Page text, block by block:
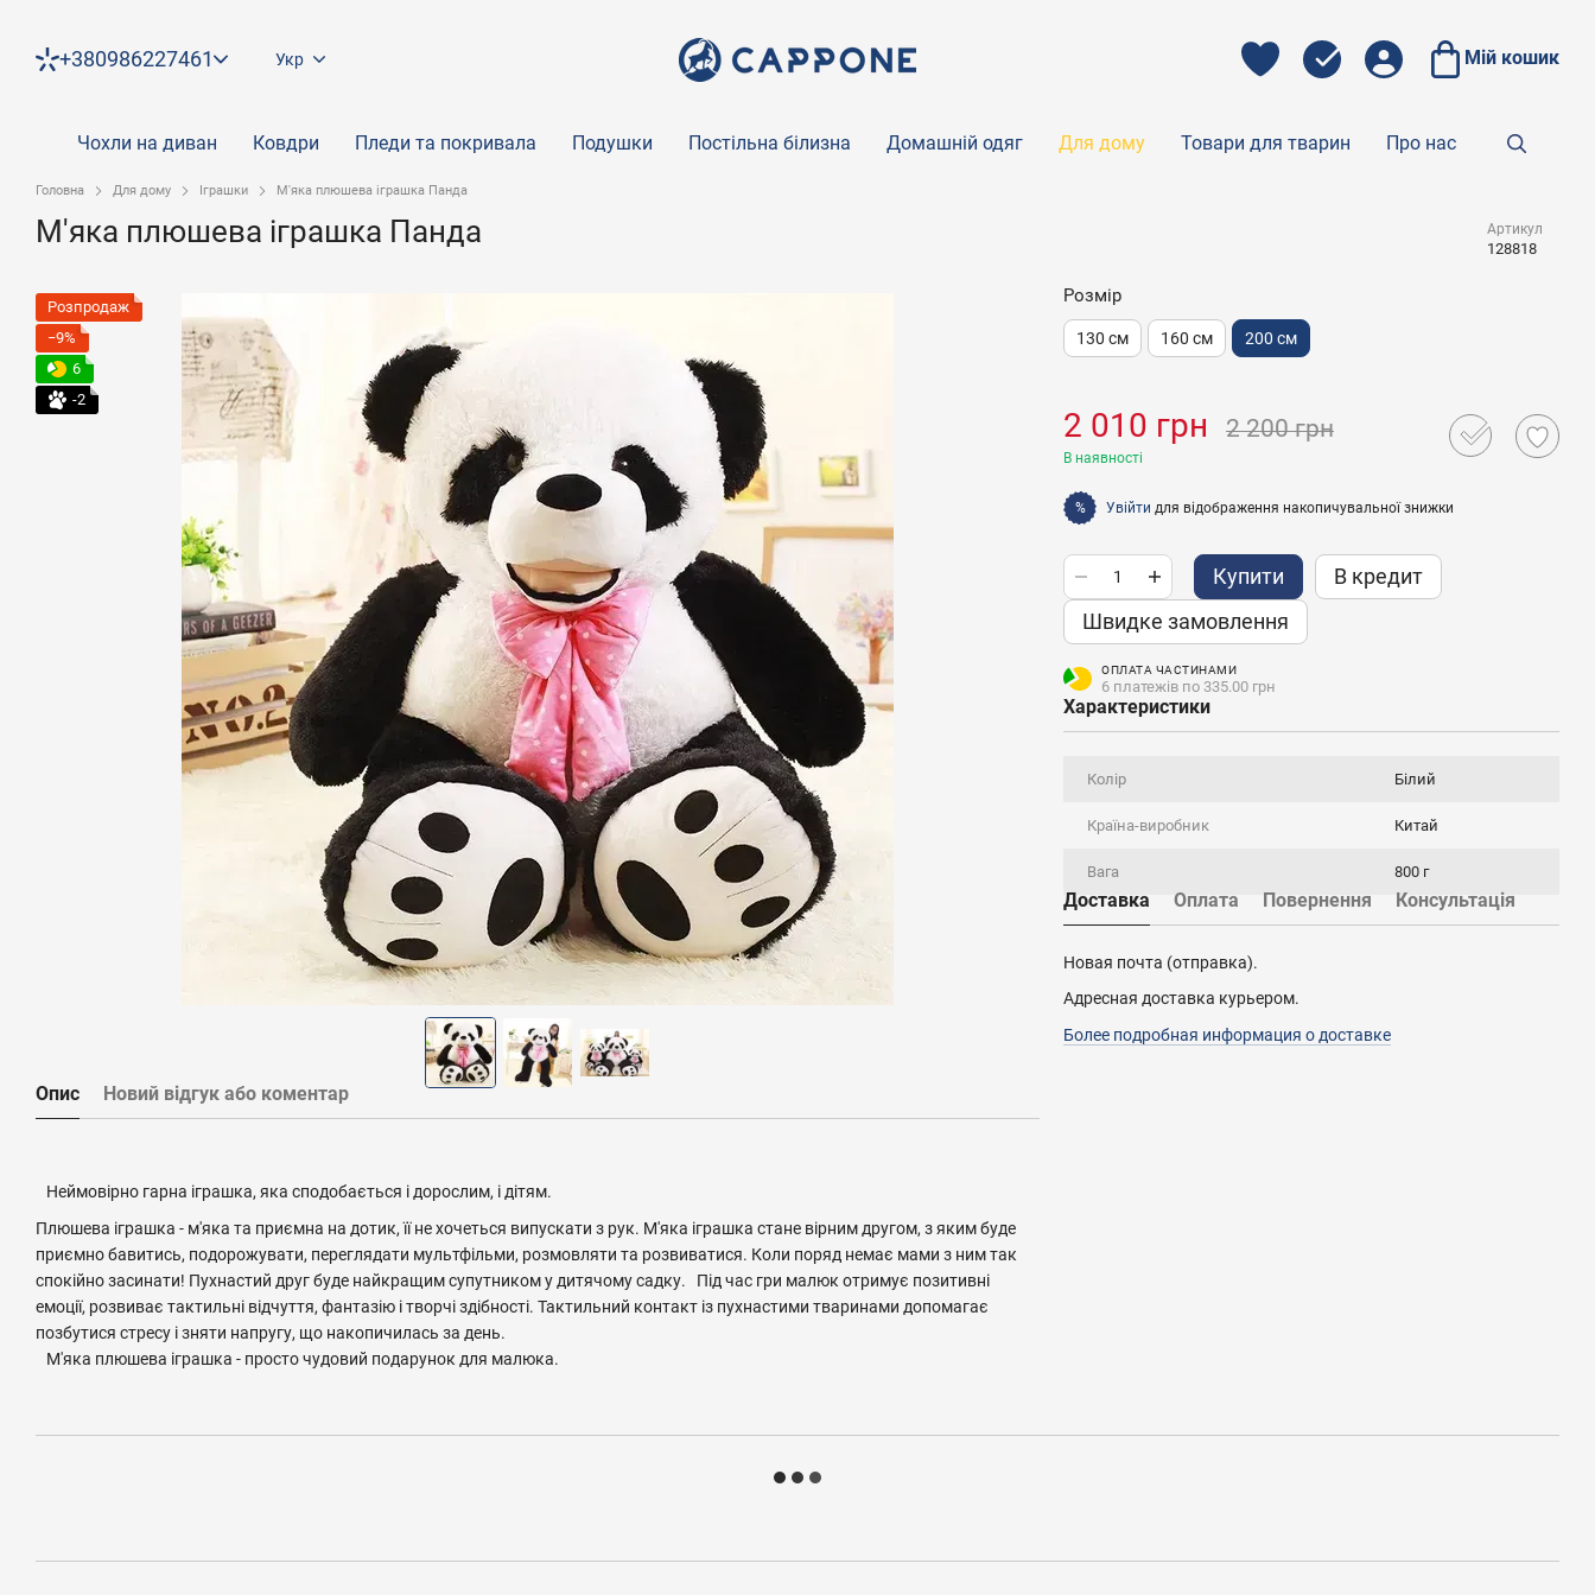
+380986227461 Укр Мій кошик
Чохли на диван Ковдри Пледи та покривала Подушки Постільна білизна Домашній одяг Для дому Товари для тварин Про нас
Головна Для дому Іграшки М'яка плюшева іграшка Панда
М'яка плюшева іграшка Панда Артикул
128818
Розпродаж
−9%
6
-2
Опис Новий відгук або коментар
Неймовірно гарна іграшка, яка сподобається і дорослим, і дітям.
Плюшева іграшка - м'яка та приємна на дотик, її не хочеться випускати з рук. М'яка іграшка стане вірним другом, з яким буде
приємно бавитись, подорожувати, переглядати мультфільми, розмовляти та розвиватися. Коли поряд немає мами з ним так
спокійно засинати! Пухнастий друг буде найкращим супутником у дитячому садку. Під час гри малюк отримує позитивні
емоції, розвиває тактильні відчуття, фантазію і творчі здібності. Тактильний контакт із пухнастими тваринами допомагає
позбутися стресу і зняти напругу, що накопичилась за день.
М'яка плюшева іграшка - просто чудовий подарунок для малюка.
Розмір
130 см 160 см 200 см
2 010 грн 2 200 грн
В наявності
% Увійти для відображення накопичувальної знижки
Купити
В кредит
Швидке замовлення
ОПЛАТА ЧАСТИНАМИ
6 платежів по 335.00 грн
Характеристики
Колір Білий
Країна-виробник Китай
Вага 800 г
Доставка Оплата Повернення Консультація
Новая почта (отправка).
Адресная доставка курьером.
Более подробная информация о доставке